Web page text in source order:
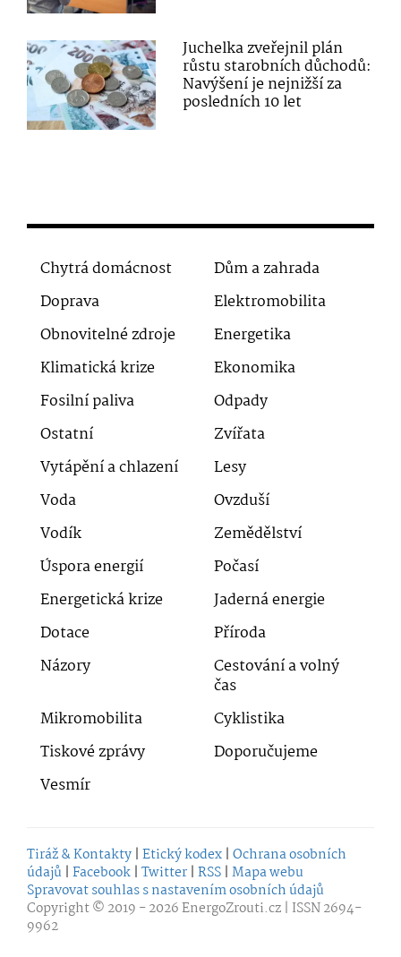
Juchelka zveřejnil plán
růstu starobních důchodů:
Navýšení je nejnižší za
posledních 10 let
Chytrá domácnost
Dům a zahrada
Doprava
Elektromobilita
Obnovitelné zdroje
Energetika
Klimatická krize
Ekonomika
Fosilní paliva
Odpady
Ostatní
Zvířata
Vytápění a chlazení
Lesy
Voda
Ovzduší
Vodík
Zemědělství
Úspora energií
Počasí
Energetická krize
Jaderná energie
Dotace
Příroda
Názory
Cestování a volný
čas
Mikromobilita
Cyklistika
Tiskové zprávy
Doporučujeme
Vesmír
Tiráž & Kontakty | Etický kodex | Ochrana osobních
údajů | Facebook | Twitter | RSS | Mapa webu
Spravovat souhlas s nastavením osobních údajů
Copyright © 2019 - 2026EnergoZrouti.cz | ISSN 2694-
9962